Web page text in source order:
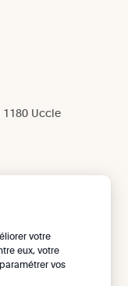
Uccle
reserved
votre
eux, votre
vos